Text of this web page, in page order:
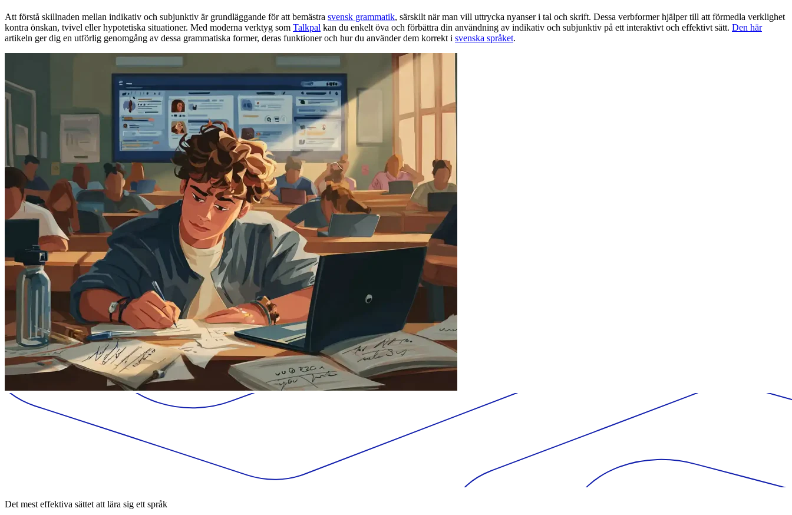
Att förstå skillnaden mellan indikativ och subjunktiv är grundläggande för att bemästra svensk grammatik, särskilt när man vill uttrycka nyanser i tal och skrift. Dessa verbformer hjälper till att förmedla verklighet
kontra önskan, tvivel eller hypotetiska situationer. Med moderna verktyg som Talkpal kan du enkelt öva och förbättra din användning av indikativ och subjunktiv på ett interaktivt och effektivt sätt. Den här
artikeln ger dig en utförlig genomgång av dessa grammatiska former, deras funktioner och hur du använder dem korrekt i svenska språket.
Det mest effektiva sättet att lära sig ett språk